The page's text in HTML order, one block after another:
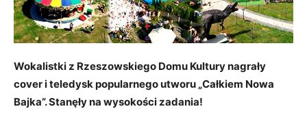
Wokalistki z Rzeszowskiego Domu Kultury nagrały
cover i teledysk popularnego utworu „Całkiem Nowa
Bajka”. Stanęły na wysokości zadania!